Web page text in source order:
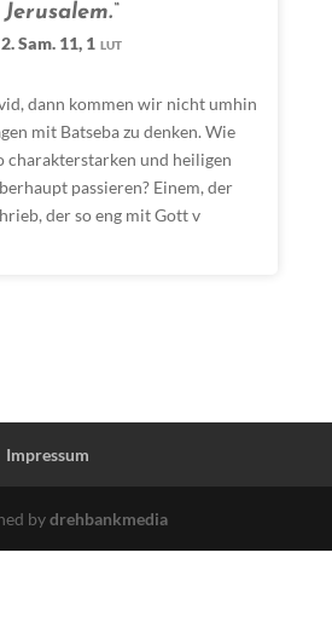
Jerusalem.“
2. Sam. 11, 1 LUT
dann kommen wir nicht umhin
mit Batseba zu denken. Wie
charakterstarken und heiligen
passieren? Einem, der
der so eng mit Gott v
Impressum
bydrehbankmedia